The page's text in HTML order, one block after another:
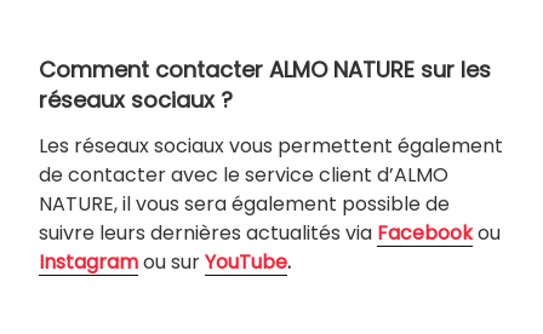
Comment contacter ALMO NATURE sur les
réseaux sociaux ?
Les réseaux sociaux vous permettent également
de contacter avec le service client d’ALMO
NATURE, il vous sera également possible de
suivre leurs dernières actualités via Facebookou
Instagramou surYouTube.